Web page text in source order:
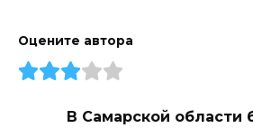
Оцените автора
В Самарской области